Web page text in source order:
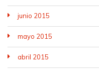
junio 2015
mayo 2015
abril 2015